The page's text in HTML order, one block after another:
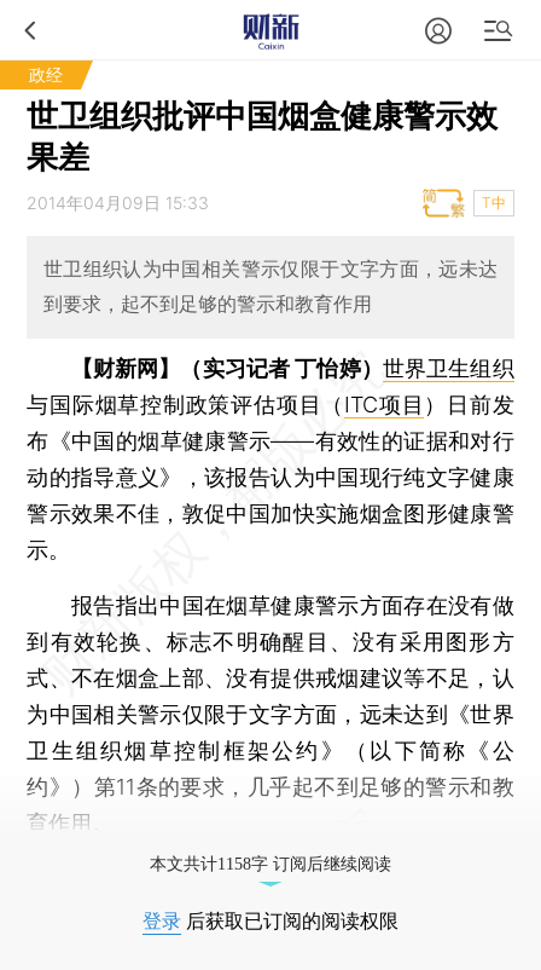
政经
世卫组织批评中国烟盒健康警示效
果差
2014年04月09日 15:33 T中
世卫组织认为中国相关警示仅限于文字方面，远未达
到要求，起不到足够的警示和教育作用
【财新网】（实习记者 丁怡婷） 世界卫生组织
与国际烟草控制政策评估项目（ ITC项目 ）日前发
布《中国的烟草健康警示——有效性的证据和对行
动的指导意义》，该报告认为中国现行纯文字健康
警示效果不佳，敦促中国加快实施烟盒图形健康警
示。
报告指出中国在烟草健康警示方面存在没有做
到有效轮换、标志不明确醒目、没有采用图形方
式、不在烟盒上部、没有提供戒烟建议等不足，认
为中国相关警示仅限于文字方面，远未达到《世界
卫生组织烟草控制框架公约》（以下简称《公
约》）第11条的要求，几乎起不到足够的警示和教
育作用。
本文共计1158字 订阅后继续阅读
登录 后获取已订阅的阅读权限